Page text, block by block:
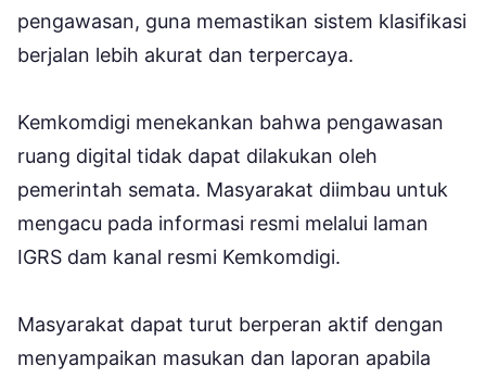
pengawasan, guna memastikan sistem klasifikasi
berjalan lebih akurat dan terpercaya.
Kemkomdigi menekankan bahwa pengawasan
ruang digital tidak dapat dilakukan oleh
pemerintah semata. Masyarakat diimbau untuk
mengacu pada informasi resmi melalui laman
IGRS dam kanal resmi Kemkomdigi.
Masyarakat dapat turut berperan aktif dengan
menyampaikan masukan dan laporan apabila